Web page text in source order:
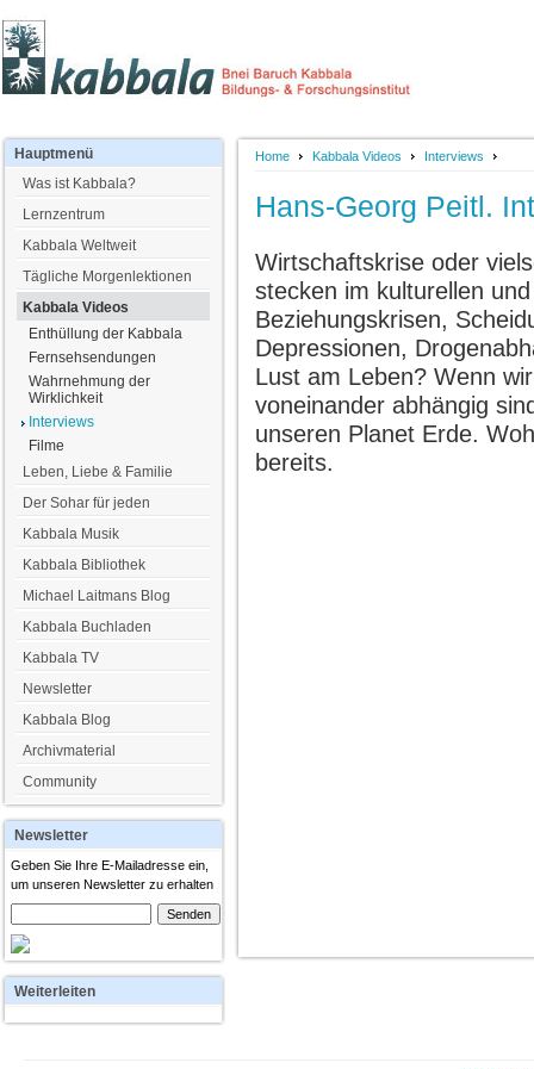
Home Kabbala Videos Interviews
Hans-Georg Peitl.
Wirtschaftskrise oder
stecken im kulturellen
Beziehungskrisen,
Depressionen,
Lust am Leben? Wenn
voneinander abhängig
unseren Planet Erde.
bereits.
Hauptmenü
Was ist Kabbala?
Lernzentrum
Kabbala Weltweit
Tägliche Morgenlektionen
Kabbala Videos
Enthüllung der Kabbala
Fernsehsendungen
Wahrnehmung der
Wirklichkeit
Interviews
Filme
Leben, Liebe & Familie
Der Sohar für jeden
Kabbala Musik
Kabbala Bibliothek
Michael Laitmans Blog
Kabbala Buchladen
Kabbala TV
Newsletter
Kabbala Blog
Archivmaterial
Community
Newsletter
Geben Sie Ihre E-Mailadresse ein,
um unseren Newsletter zu erhalten
Weiterleiten